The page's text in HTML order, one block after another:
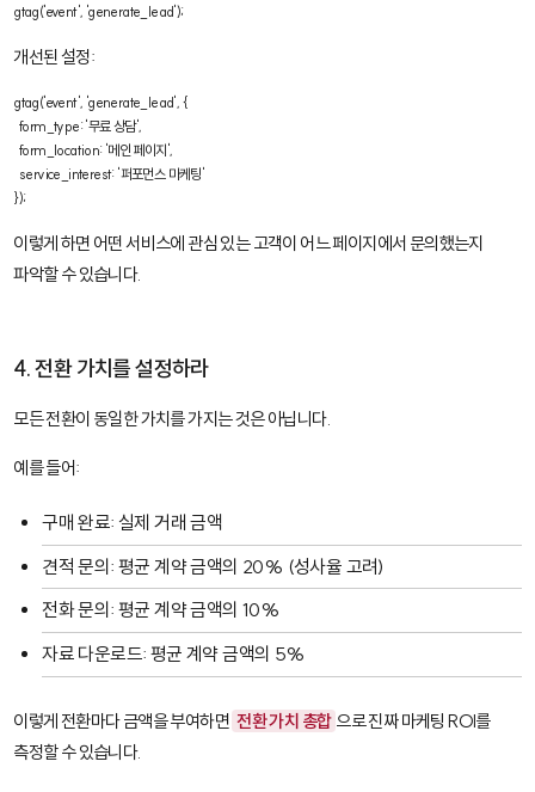
gtag('event', 'generate_lead');
개선된 설정:
gtag('event', 'generate_lead', {
  form_type: '무료 상담',
  form_location: '메인 페이지',
  service_interest: '퍼포먼스 마케팅'
});
이렇게 하면 어떤 서비스에 관심 있는 고객이 어느 페이지에서 문의했는지
파악할 수 있습니다.
4. 전환 가치를 설정하라
모든 전환이 동일한 가치를 가지는 것은 아닙니다.
예를 들어:
구매 완료: 실제 거래 금액
견적 문의: 평균 계약 금액의 20% (성사율 고려)
전화 문의: 평균 계약 금액의 10%
자료 다운로드: 평균 계약 금액의 5%
이렇게 전환마다 금액을 부여하면 전환 가치 총합 으로 진짜 마케팅 ROI를
측정할 수 있습니다.